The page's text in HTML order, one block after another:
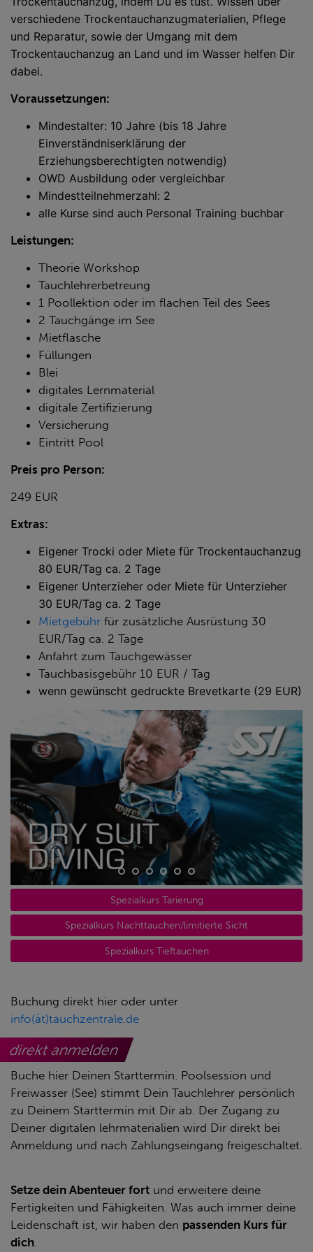
verschiedene Trockentauchanzugmaterialien, Pflege
und Reparatur, sowie der Umgang mit dem
Trockentauchanzug an Land und im Wasser helfen Dir
dabei.
Voraussetzungen:
Mindestalter: 10 Jahre (bis 18 Jahre
Einverständniserklärung der
Erziehungsberechtigten notwendig)
OWD Ausbildung oder vergleichbar
Mindestteilnehmerzahl: 2
alle Kurse sind auch Personal Training buchbar
Leistungen:
Theorie Workshop
Tauchlehrerbetreung
1 Poollektion oder im flachen Teil des Sees
2 Tauchgänge im See
Mietflasche
Füllungen
Blei
digitales Lernmaterial
digitale Zertifizierung
Versicherung
Eintritt Pool
Preis pro Person:
249 EUR
Extras:
Eigener Trocki oder Miete für Trockentauchanzug
80 EUR/Tag ca. 2 Tage
Eigener Unterzieher oder Miete für Unterzieher
30 EUR/Tag ca. 2 Tage
Mietgebühr für zusätzliche Ausrüstung 30
EUR/Tag ca. 2 Tage
Anfahrt zum Tauchgewässer
Tauchbasisgebühr 10 EUR / Tag
wenn gewünscht gedruckte Brevetkarte (29 EUR)
Spezialkurs Tarierung
Spezialkurs Nachttauchen/limitierte Sicht
Spezialkurs Tieftauchen
Buchung direkt hier oder unter
info(ät)tauchzentrale.de
direkt anmelden
Buche hier Deinen Starttermin. Poolsession und
Freiwasser (See) stimmt Dein Tauchlehrer persönlich
zu Deinem Starttermin mit Dir ab. Der Zugang zu
Deiner digitalen lehrmaterialien wird Dir direkt bei
Anmeldung und nach Zahlungseingang freigeschaltet.
Setze dein Abenteuer fort und erweitere deine
Fertigkeiten und Fähigkeiten. Was auch immer deine
Leidenschaft ist, wir haben den passenden Kurs für
dich
ERFAHRE MEHR ÜBER DIESEN
KURS